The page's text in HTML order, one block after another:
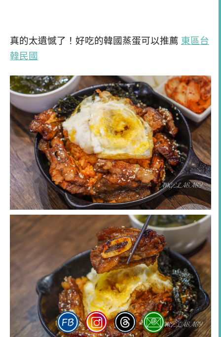
真的太遺憾了！好吃的韓國蒸蛋可以推薦 東區台
韓民國